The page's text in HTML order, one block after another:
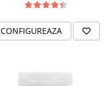
CONFIGUREAZA